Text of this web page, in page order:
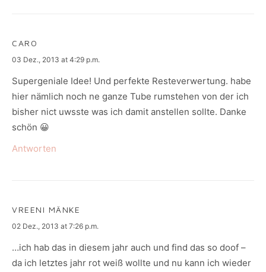
CARO
says:
03 Dez., 2013 at 4:29 p.m.
Supergeniale Idee! Und perfekte Resteverwertung. habe
hier nämlich noch ne ganze Tube rumstehen von der ich
bisher nict uwsste was ich damit anstellen sollte. Danke
schön 😀
Antworten
VREENI MÄNKE
says:
02 Dez., 2013 at 7:26 p.m.
…ich hab das in diesem jahr auch und find das so doof –
da ich letztes jahr rot weiß wollte und nu kann ich wieder